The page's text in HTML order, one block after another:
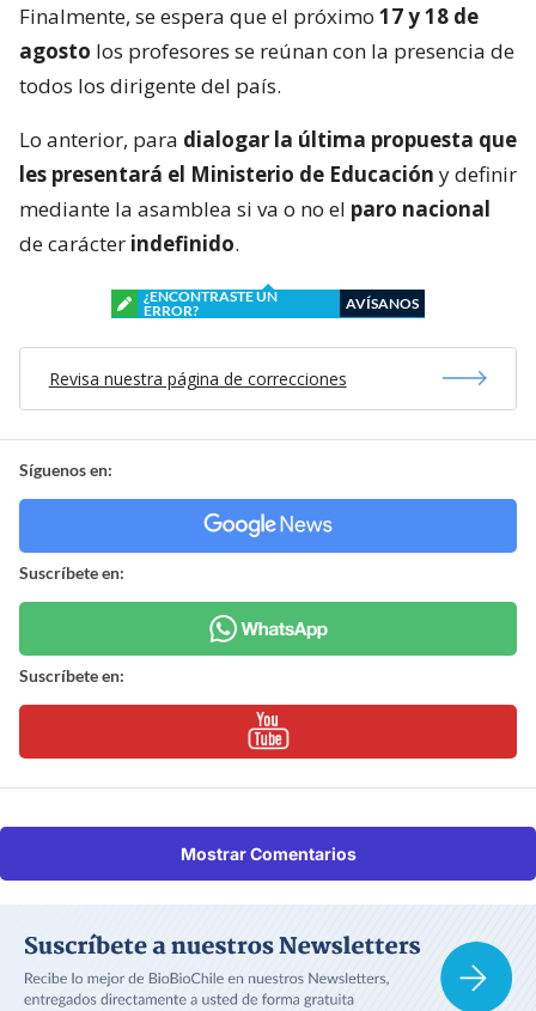
Finalmente, se espera que el próximo 17 y 18 de
agosto los profesores se reúnan con la presencia de
todos los dirigente del país.
Lo anterior, para dialogar la última propuesta que
les presentará el Ministerio de Educación y definir
mediante la asamblea si va o no el paro nacional
de carácter indefinido.
¿ENCONTRASTE UN
ERROR?
AVÍSANOS
Revisa nuestra página de correcciones
Síguenos en:
Suscríbete en:
Suscríbete en:
Mostrar Comentarios